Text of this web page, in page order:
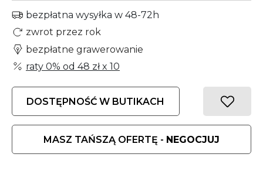
bezpłatna wysyłka w 48-72h
zwrot przez rok
bezpłatne grawerowanie
raty 0% od 48 złx 10
DOSTĘPNOŚĆ W BUTIKACH
MASZ TAŃSZĄ OFERTĘ - NEGOCJUJ